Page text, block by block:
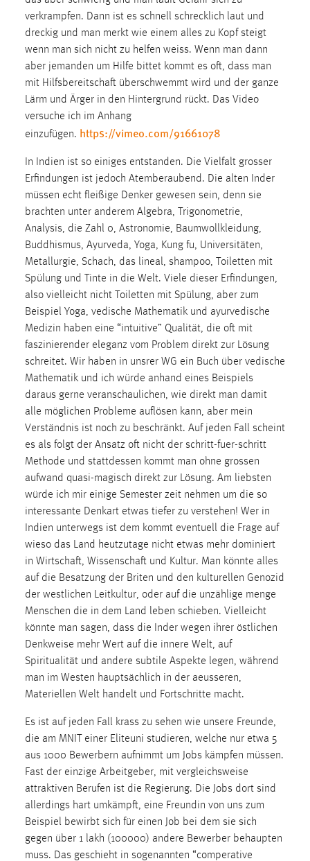
verkrampfen. Dann ist es schnell schrecklich laut und
dreckig und man merkt wie einem alles zu Kopf steigt
wenn man sich nicht zu helfen weiss. Wenn man dann
aber jemanden um Hilfe bittet kommt es oft, dass man
mit Hilfsbereitschaft überschwemmt wird und der ganze
Lärm und Ärger in den Hintergrund rückt. Das Video
versuche ich im Anhang
einzufügen. https://vimeo.com/91661078
In Indien ist so einiges entstanden. Die Vielfalt grosser
Erfindungen ist jedoch Atemberaubend. Die alten Inder
müssen echt fleißige Denker gewesen sein, denn sie
brachten unter anderem Algebra, Trigonometrie,
Analysis, die Zahl 0, Astronomie, Baumwollkleidung,
Buddhismus, Ayurveda, Yoga, Kung fu, Universitäten,
Metallurgie, Schach, das lineal, shampoo, Toiletten mit
Spülung und Tinte in die Welt. Viele dieser Erfindungen,
also vielleicht nicht Toiletten mit Spülung, aber zum
Beispiel Yoga, vedische Mathematik und ayurvedische
Medizin haben eine “intuitive” Qualität, die oft mit
faszinierender eleganz vom Problem direkt zur Lösung
schreitet. Wir haben in unsrer WG ein Buch über vedische
Mathematik und ich würde anhand eines Beispiels
daraus gerne veranschaulichen, wie direkt man damit
alle möglichen Probleme auflösen kann, aber mein
Verständnis ist noch zu beschränkt. Auf jeden Fall scheint
es als folgt der Ansatz oft nicht der schritt-fuer-schritt
Methode und stattdessen kommt man ohne grossen
aufwand quasi-magisch direkt zur Lösung. Am liebsten
würde ich mir einige Semester zeit nehmen um die so
interessante Denkart etwas tiefer zu verstehen! Wer in
Indien unterwegs ist dem kommt eventuell die Frage auf
wieso das Land heutzutage nicht etwas mehr dominiert
in Wirtschaft, Wissenschaft und Kultur. Man könnte alles
auf die Besatzung der Briten und den kulturellen Genozid
der westlichen Leitkultur, oder auf die unzählige menge
Menschen die in dem Land leben schieben. Vielleicht
könnte man sagen, dass die Inder wegen ihrer östlichen
Denkweise mehr Wert auf die innere Welt, auf
Spiritualität und andere subtile Aspekte legen, während
man im Westen hauptsächlich in der aeusseren,
Materiellen Welt handelt und Fortschritte macht.
Es ist auf jeden Fall krass zu sehen wie unsere Freunde,
die am MNIT einer Eliteuni studieren, welche nur etwa 5
aus 1000 Bewerbern aufnimmt um Jobs kämpfen müssen.
Fast der einzige Arbeitgeber, mit vergleichsweise
attraktiven Berufen ist die Regierung. Die Jobs dort sind
allerdings hart umkämpft, eine Freundin von uns zum
Beispiel bewirbt sich für einen Job bei dem sie sich
gegen über 1 lakh (100000) andere Bewerber behaupten
muss. Das geschieht in sogenannten “comperative
24 Stunden
STATISTIK
Statistik Cookies erfassen Informationen anonym.
Diese Informationen helfen uns zu verstehen, wie
unsere Besucher unsere Website nutzen.
Matomo
Name:
_pk_ref, _pk_cvar, _pk_id, _pk_ses
Zweck:
Zugriffsstatistik
Cookie Laufzeit:
Max. 13 Monate
MARKETING
Marketing Cookies werden von Drittanbietern
verwendet, um personalisierte Werbung anzuzeigen.
Sie tun dies, indem sie Besucher über Websites
hinweg verfolgen.
Google Ads
Name:
_gcl_au
Anbieter:
Google Ireland Limited
Zweck:
Conversion-Tracking
Cookie Laufzeit:
3 Monate
Facebook Pixel
Name:
_fbp
Anbieter:
Facebook
Zweck:
Conversion-Tracking
Cookie Laufzeit:
3 Monate